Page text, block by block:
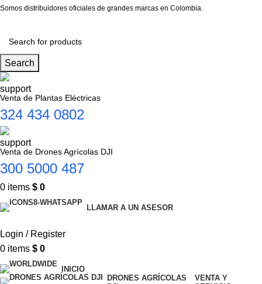
Somos distribuidores oficiales de grandes marcas en Colombia.
Search
Venta de Plantas Eléctricas
324 434 0802
Venta de Drones Agrícolas DJI
300 5000 487
0 items $ 0
LLAMAR A UN ASESOR
Login / Register
0 items $ 0
INICIO
DRONES AGRÍCOLAS
VENTA Y